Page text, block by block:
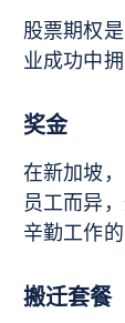
股票期权
业成功中
奖金
在新加坡
员工而异
辛勤工作
搬迁套餐